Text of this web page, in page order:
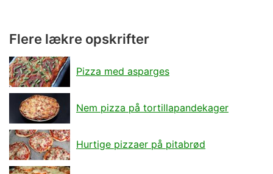
Flere lækre opskrifter
Pizza med asparges
Nem pizza på tortillapandekager
Hurtige pizzaer på pitabrød